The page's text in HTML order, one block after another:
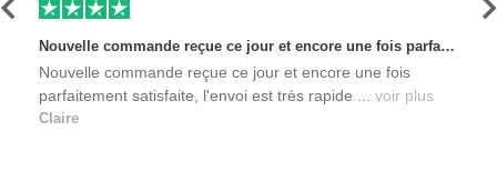
Nouvelle commande reçue ce jour et encore une fois parfaitement satisfaite, l'envoi est très rapide et les produits sont toujours conditionnés de manière personnalisés. L'avantage de commander auprès de créateurs indépendants.
Nouvelle commande reçue ce jour et encore une fois
parfaitement satisfaite, l'envoi est très rapide ... voir plus
Claire
Précédent